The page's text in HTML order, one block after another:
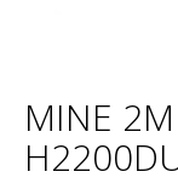
MINE